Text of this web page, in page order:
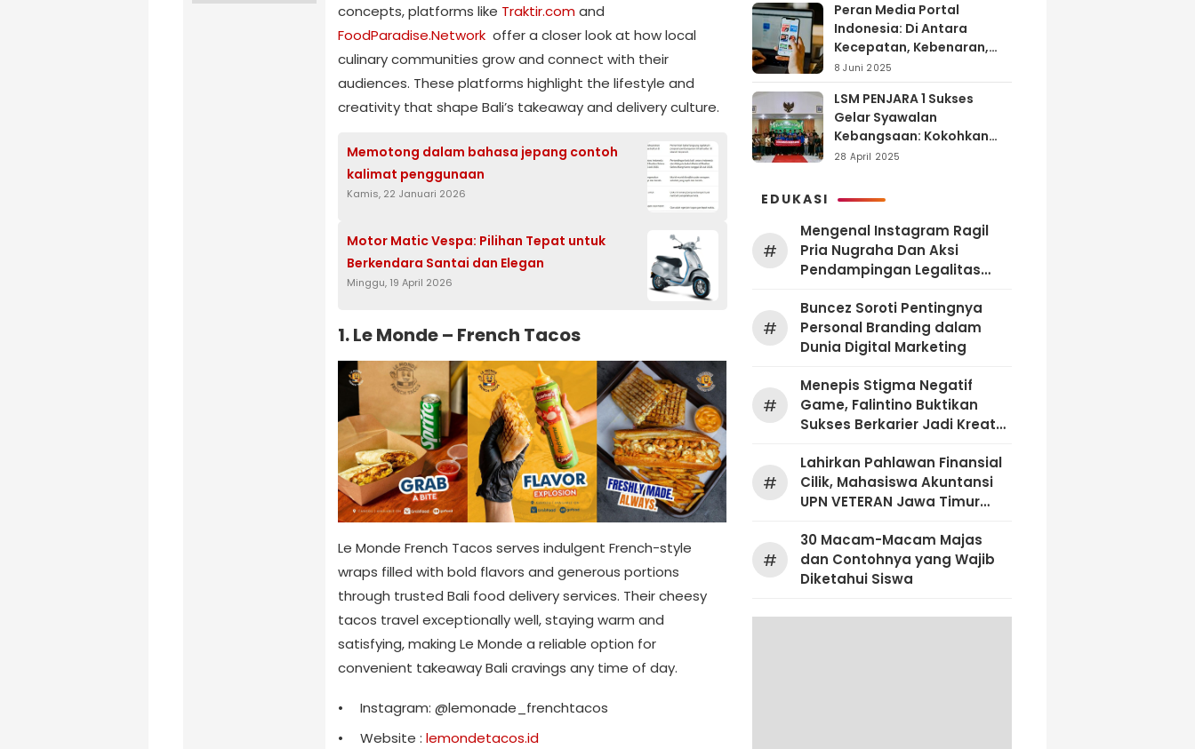
concepts, platforms like Traktir.comand
FoodParadise.Network offer a closer look at how local
culinary communities grow and connect with their
audiences. These platforms highlight the lifestyle and
creativity that shape Bali’s takeaway and delivery culture.
Memotong dalam bahasa jepang contoh
kalimat penggunaan
Kamis, 22 Januari 2026
Motor Matic Vespa: Pilihan Tepat untuk
Berkendara Santai dan Elegan
Minggu, 19 April 2026
1. Le Monde – French Tacos
Le Monde French Tacos serves indulgent French-style
wraps filled with bold flavors and generous portions
through trusted Bali food delivery services. Their cheesy
tacos travel exceptionally well, staying warm and
satisfying, making Le Monde a reliable option for
convenient takeaway Bali cravings any time of day.
Instagram: @lemonade_frenchtacos
Website : lemondetacos.id
Peran Media Portal
Indonesia: Di Antara
Kecepatan, Kebenaran,
dan Tanggung Jawab
8 Juni 2025
LSM PENJARA 1 Sukses
Gelar Syawalan
Kebangsaan: Kokohkan
Tekad Melawan Korupsi
28 April 2025
EDUKASI
#
Mengenal Instagram Ragil
Pria Nugraha Dan Aksi
Pendampingan Legalitas
#
‎Buncez Soroti Pentingnya
Personal Branding dalam
Dunia Digital Marketing
#
Menepis Stigma Negatif
Game, Falintino Buktikan
Sukses Berkarier Jadi Kreator
#
Lahirkan Pahlawan Finansial
Cilik, Mahasiswa Akuntansi
UPN VETERAN Jawa Timur
Dengan Literasi Keuangan
Sejak Dini
#
30 Macam-Macam Majas
dan Contohnya yang Wajib
Diketahui Siswa